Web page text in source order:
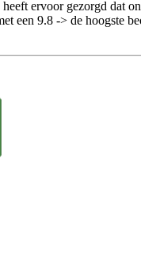
ervoor gezorgd dat
een 9.8 -> de hoogste